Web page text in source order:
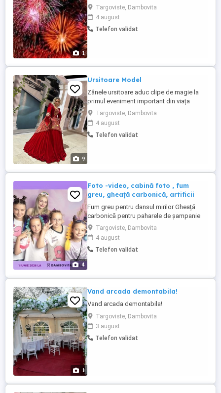
1
din viata dumneavoastra, nunti, botezuri,
petreceri private. Experienta acumulata in
decursul anului ne recomanda pentru ca
aceste momente importante sa ramana de
Targoviste, Dambovita
4 august
Telefon validat
9
Ursitoare Model
Zânele ursitoare aduc clipe de magie la
primul eveniment important din viața
copilașului dvs. Nu ezitați să ne contactați
pentru detalii și programări!
Targoviste, Dambovita
4 august
Telefon validat
4
Foto -video, cabină foto , fum
greu, gheață carbonică, artificii
Fum greu pentru dansul mirilor Gheață
carbonică pentru paharele de șampanie
Artificii pentru un moment spectaculos
FOTO-VIDEO - Pachet foto nunta: de la
2500 de lei - Pachet foto botez: de la 700
de lei - Pachet foto cununie civila: de la
Targoviste, Dambovita
4 august
Telefon validat
1
Vand arcada demontabila!
Vand arcada demontabila!
Targoviste, Dambovita
3 august
Telefon validat